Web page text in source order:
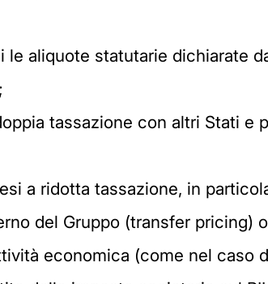
aliquote statutarie dichiarate
tassazione con altri Stati e
a ridotta tassazione, in
del Gruppo (transfer pricing)
economica (come nel caso